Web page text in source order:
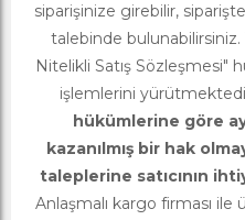
siparişinize girebilir,
talebinde bulunabilirsiniz.
Nitelikli Satış Sözleşmesi"
işlemlerini
hükümlerine göre
kazanılmış bir hak
taleplerine satıcının
Anlaşmalı kargo firması